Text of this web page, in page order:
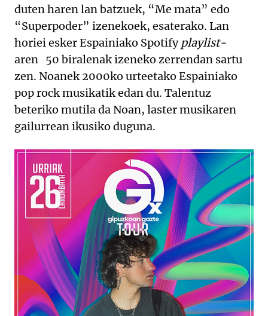
duten haren lan batzuek, “Me mata” edo
“Superpoder” izenekoek, esaterako. Lan
horiei esker Espainiako Spotify playlist-
aren 50 biralenak izeneko zerrendan sartu
zen. Noanek 2000ko urteetako Espainiako
pop rock musikatik edan du. Talentuz
beteriko mutila da Noan, laster musikaren
gailurrean ikusiko duguna.